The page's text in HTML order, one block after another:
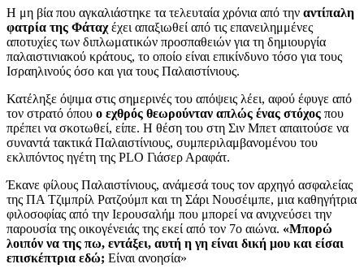
Η μη βία που αγκαλιάστηκε τα τελευταία χρόνια από την αντίπαλη
φατρία της Φάταχέχει απαξιωθεί από τις επανειλημμένες
αποτυχίες των διπλωματικών προσπαθειών για τη δημιουργία
παλαιστινιακού κράτους, το οποίο είναι επικίνδυνο τόσο για τους
Ισραηλινούς όσο και για τους Παλαιστίνιους.
Κατέληξε όψιμα στις σημερινές του απόψεις λέει, αφού έφυγε από
τον στρατό όπου ο εχθρός θεωρούνταν απλώς ένας στόχος που
πρέπει να σκοτωθεί, είπε. Η θέση του στη Σιν Μπετ απαιτούσε να
συναντά τακτικά Παλαιστίνιους, συμπεριλαμβανομένου του
εκλιπόντος ηγέτη της PLO Γιάσερ Αραφάτ.
Έκανε φίλους Παλαιστίνιους, ανάμεσά τους τον αρχηγό ασφαλείας
της ΠΑ Τζιμπρίλ Ρατζούμπ και τη Σάρι Νουσέιμπε, μια καθηγήτρια
φιλοσοφίας από την Ιερουσαλήμ που μπορεί να ανιχνεύσει την
παρουσία της οικογένειάς της εκεί από τον 7ο αιώνα. «Μπορώ
λοιπόν να της πω, εντάξει, αυτή η γη είναι δική μου και είσαι
επισκέπτρια εδώ; Είναι ανοησία»